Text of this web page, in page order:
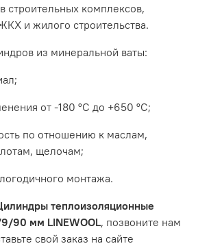
строительных комплексов,
и жилого строительства.
из минеральной ваты:
от -180 °С до +650 °С;
по отношению к маслам,
щелочам;
монтажа.
теплоизоляционные
90 мм LINEWOOL, позвоните нам
свой заказ на сайте